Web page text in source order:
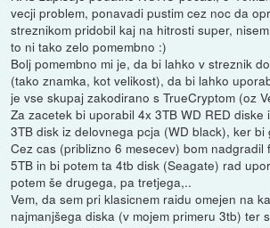
vecji problem, ponavadi pustim cez noc da
streznikom pridobil kaj na hitrosti super,
to ni tako zelo pomembno :)
Bolj pomembno mi je, da bi lahko v streznik
(tako znamka, kot velikost), da bi lahko
je vse skupaj zakodirano s TrueCryptom (oz
Za zacetek bi uporabil 4x 3TB WD RED diske
3TB disk iz delovnega pcja (WD black), ker bi
Cez cas (priblizno 6 mesecev) bom nadgradil
5TB in bi potem ta 4tb disk (Seagate) rad
potem še drugega, pa tretjega,..
Vem, da sem pri klasicnem raidu omejen na
najmanjšega diska (v mojem primeru 3tb) ter